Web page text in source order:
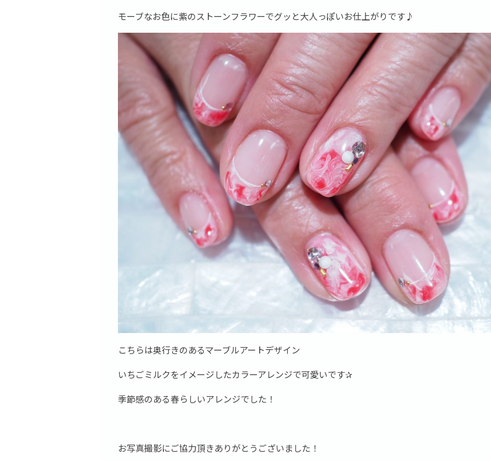
モーブなお色に紫のストーンフラワーでグッと大人っぽいお仕上がりです♪
こちらは奥行きのあるマーブルアートデザイン
いちごミルクをイメージしたカラーアレンジで可愛いです✰
季節感のある春らしいアレンジでした！
お写真撮影にご協力頂きありがとうございました！